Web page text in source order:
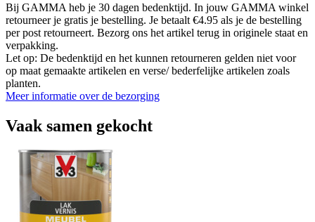
Bij GAMMA heb je 30 dagen bedenktijd. In jouw GAMMA winkel
retourneer je gratis je bestelling. Je betaalt €4.95 als je de bestelling
per post retourneert. Bezorg ons het artikel terug in originele staat en
verpakking.
Let op: De bedenktijd en het kunnen retourneren gelden niet voor
op maat gemaakte artikelen en verse/ bederfelijke artikelen zoals
planten.
Meer informatie over de bezorging
Vaak samen gekocht